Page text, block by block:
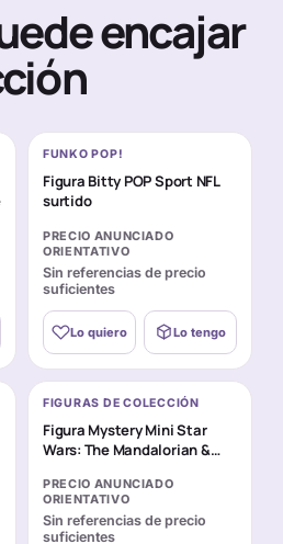
encajar
FUNKO POP!
Figura Bitty POP Sport NFL
surtido
PRECIO ANUNCIADO
ORIENTATIVO
Sin referencias de precio
suficientes
Lo quiero Lo tengo
FIGURAS DE COLECCIÓN
Figura Mystery Mini Star
Wars: The Mandalorian &
PRECIO ANUNCIADO
ORIENTATIVO
Sin referencias de precio
suficientes